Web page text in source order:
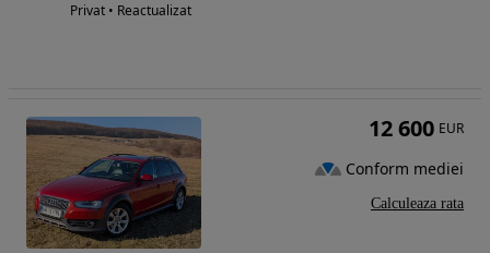
Privat • Reactualizat
12 600 EUR
Conform mediei
Calculeaza rata